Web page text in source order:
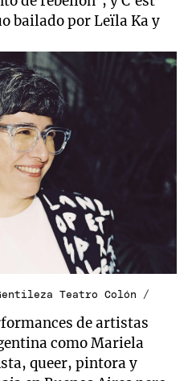
bailado por Leïla Ka y
Teatro Colón /
de artistas
como Mariela
queer, pintora y